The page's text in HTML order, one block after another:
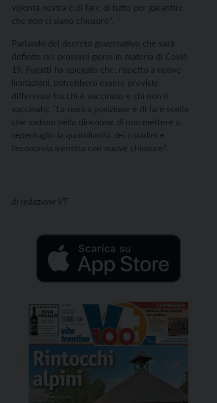
volontà nostra è di fare di tutto per garantire
che non ci siano chiusure”.
Parlando del decreto governativo che sarà
definito nei prossimi giorni in materia di Covid-
19, Fugatti ha spiegato che, rispetto a nuove
limitazioni, potrebbero essere previste
differenze tra chi è vaccinato e chi non è
vaccinato: “La nostra posizione è di fare scelte
che vadano nella direzione di non mettere a
repentaglio la quotidianità dei cittadini e
l’economia trentina con nuove chiusure”.
di redazione VT